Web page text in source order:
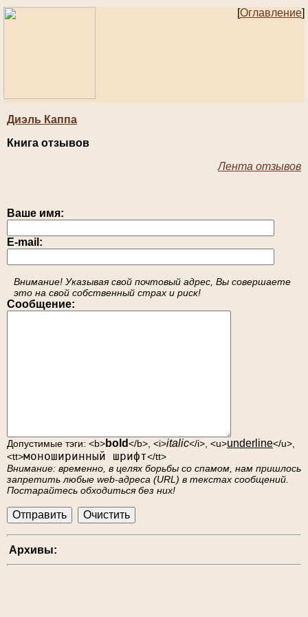
[Оглавление]
Диэль Каппа
Книга отзывов
Лента отзывов
Ваше имя:
E-mail:
Внимание! Указывая свой почтовый адрес, Вы совершаете
это на свой собственный страх и риск!
Сообщение:
Допустимые тэги: <b>bold</b>, <i>italic</i>, <u>underline</u>,
<tt>моноширинный шрифт</tt>
Внимание: временно, в целях борьбы со спамом, нам пришлось
запретить любые web-адреса (URL) в текстах сообщений.
Постарайтесь обходиться без них!
Архивы: